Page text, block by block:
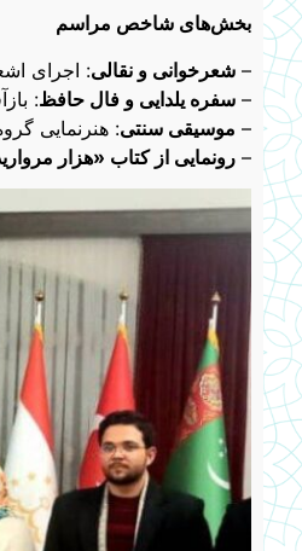
بخش‌های شاخص مراسم
– شعرخوانی و نقالی: اجرای
– سفره یلدایی و فال حافظ:
– موسیقی سنتی: هنرنمایی
– رونمایی از کتاب «هزار